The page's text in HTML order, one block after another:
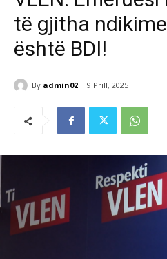
të gjitha
është BDI!
By admin02 9 Prill, 2025